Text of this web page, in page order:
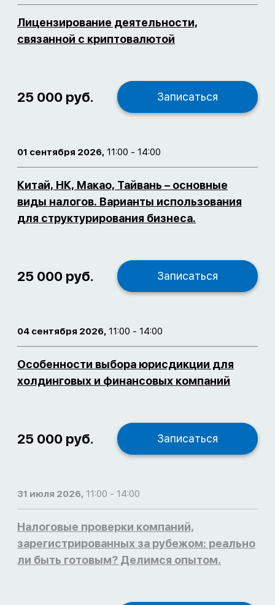
Лицензирование деятельности,
связанной с криптовалютой
25 000 руб. Записаться
01 сентября 2026, 11:00 - 14:00
Китай, НК, Макао, Тайвань – основные
виды налогов. Варианты использования
для структурирования бизнеса.
25 000 руб. Записаться
04 сентября 2026, 11:00 - 14:00
Особенности выбора юрисдикции для
холдинговых и финансовых компаний
25 000 руб. Записаться
31 июля 2026, 11:00 - 14:00
Налоговые проверки компаний,
зарегистрированных за рубежом: реально
ли быть готовым? Делимся опытом.